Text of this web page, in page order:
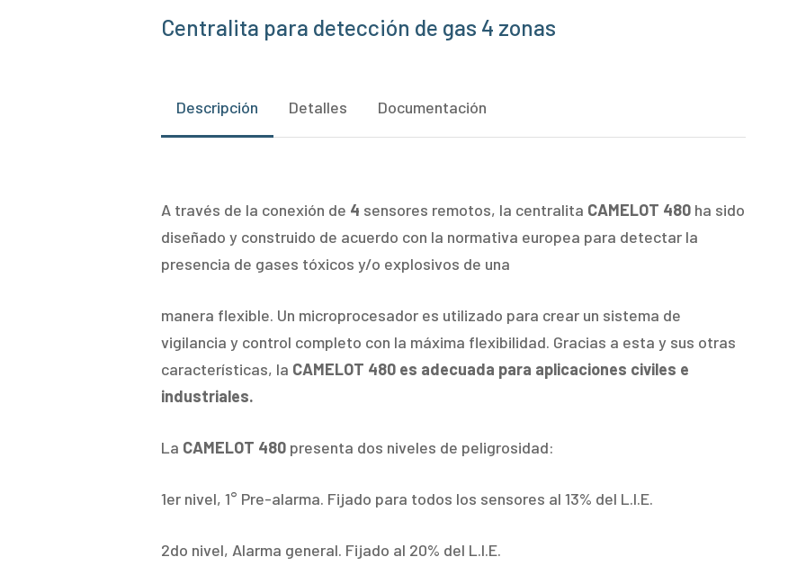
Centralita para detección de gas 4 zonas
Descripción Detalles Documentación
A través de la conexión de 4 sensores remotos, la centralita CAMELOT 480 ha sido
diseñado y construido de acuerdo con la normativa europea para detectar la
presencia de gases tóxicos y/o explosivos de una
manera flexible. Un microprocesador es utilizado para crear un sistema de
vigilancia y control completo con la máxima flexibilidad. Gracias a esta y sus otras
características, la CAMELOT 480 es adecuada para aplicaciones civiles e
industriales.
La CAMELOT 480 presenta dos niveles de peligrosidad:
1er nivel, 1° Pre-alarma. Fijado para todos los sensores al 13% del L.I.E.
2do nivel, Alarma general. Fijado al 20% del L.I.E.